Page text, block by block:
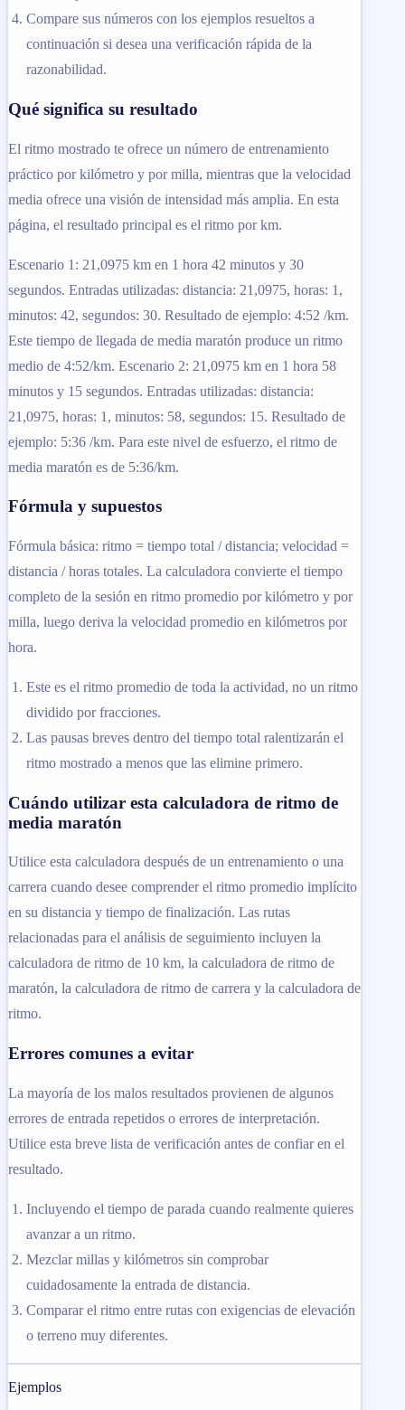
Compare sus números con los ejemplos resueltos a
continuación si desea una verificación rápida de la
razonabilidad.
Qué significa su resultado
El ritmo mostrado te ofrece un número de entrenamiento
práctico por kilómetro y por milla, mientras que la velocidad
media ofrece una visión de intensidad más amplia. En esta
página, el resultado principal es el ritmo por km.
Escenario 1: 21,0975 km en 1 hora 42 minutos y 30
segundos. Entradas utilizadas: distancia: 21,0975, horas: 1,
minutos: 42, segundos: 30. Resultado de ejemplo: 4:52 /km.
Este tiempo de llegada de media maratón produce un ritmo
medio de 4:52/km. Escenario 2: 21,0975 km en 1 hora 58
minutos y 15 segundos. Entradas utilizadas: distancia:
21,0975, horas: 1, minutos: 58, segundos: 15. Resultado de
ejemplo: 5:36 /km. Para este nivel de esfuerzo, el ritmo de
media maratón es de 5:36/km.
Fórmula y supuestos
Fórmula básica: ritmo = tiempo total / distancia; velocidad =
distancia / horas totales. La calculadora convierte el tiempo
completo de la sesión en ritmo promedio por kilómetro y por
milla, luego deriva la velocidad promedio en kilómetros por
hora.
Este es el ritmo promedio de toda la actividad, no un ritmo
dividido por fracciones.
Las pausas breves dentro del tiempo total ralentizarán el
ritmo mostrado a menos que las elimine primero.
Cuándo utilizar esta calculadora de ritmo de
media maratón
Utilice esta calculadora después de un entrenamiento o una
carrera cuando desee comprender el ritmo promedio implícito
en su distancia y tiempo de finalización. Las rutas
relacionadas para el análisis de seguimiento incluyen la
calculadora de ritmo de 10 km, la calculadora de ritmo de
maratón, la calculadora de ritmo de carrera y la calculadora de
ritmo.
Errores comunes a evitar
La mayoría de los malos resultados provienen de algunos
errores de entrada repetidos o errores de interpretación.
Utilice esta breve lista de verificación antes de confiar en el
resultado.
Incluyendo el tiempo de parada cuando realmente quieres
avanzar a un ritmo.
Mezclar millas y kilómetros sin comprobar
cuidadosamente la entrada de distancia.
Comparar el ritmo entre rutas con exigencias de elevación
o terreno muy diferentes.
Ejemplos